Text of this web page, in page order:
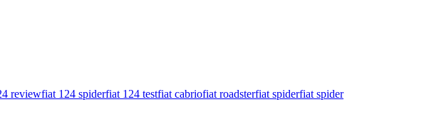
reviewfiat 124 spiderfiat 124 testfiat cabriofiat roadsterfiat spiderfiat spider